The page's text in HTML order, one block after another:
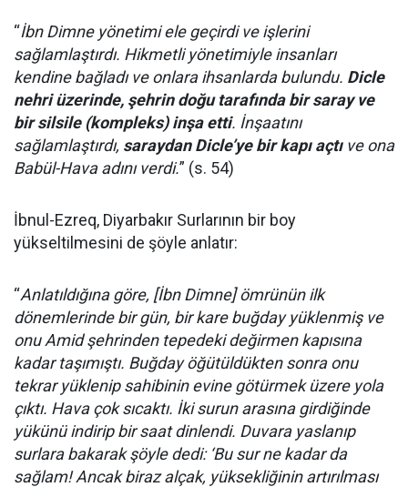
“İbn Dimne yönetimi ele geçirdi ve işlerini
sağlamlaştırdı. Hikmetli yönetimiyle insanları
kendine bağladı ve onlara ihsanlarda bulundu. Dicle
nehri üzerinde, şehrin doğu tarafında bir saray ve
bir silsile (kompleks) inşa etti. İnşaatını
sağlamlaştırdı, saraydan Dicle’ye bir kapı açtıve ona
Babül-Hava adını verdi.” (s. 54)
İbnul-Ezreq, Diyarbakır Surlarının bir boy
yükseltilmesini de şöyle anlatır:
“Anlatıldığına göre, [İbn Dimne] ömrünün ilk
dönemlerinde bir gün, bir kare buğday yüklenmiş ve
onu Amid şehrinden tepedeki değirmen kapısına
kadar taşımıştı. Buğday öğütüldükten sonra onu
tekrar yüklenip sahibinin evine götürmek üzere yola
çıktı. Hava çok sıcaktı. İki surun arasına girdiğinde
yükünü indirip bir saat dinlendi. Duvara yaslanıp
surlara bakarak şöyle dedi: ‘Bu sur ne kadar da
sağlam! Ancak biraz alçak, yüksekliğinin artırılması